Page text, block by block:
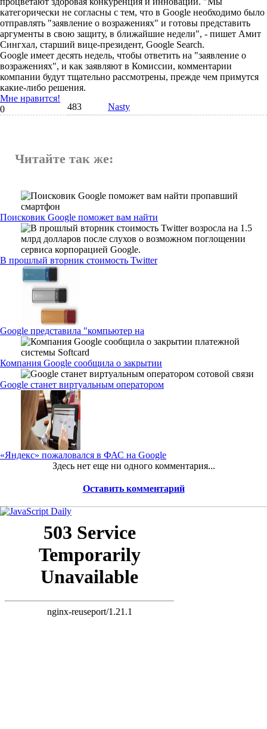
категорически не согласны с тем, что в Google необходимо было
отправлять "заявление о возражениях" и готовы представить
аргументы в свою защиту, в ближайшие недели", - пишет Амит
Сингхал, старший вице-президент, Google Search.
Google имеет десять недель, чтобы ответить на "заявление о
возражениях", и как заявляют в Комиссии, комментарии
компании будут тщательно рассмотрены, прежде чем примутся
какие-либо решения.
Мне нравится!
0
483 Nasty
Читайте так же:
Поисковик Google поможет вам найти
В прошлый вторник стоимость Twitter
Google представила "компьютер на
Компания Google сообщила о закрытии
Google станет виртуальным оператором
«Яндекс» пожаловался в ФАС на Google
Здесь нет еще ни одного комментария...
Оставить комментарий